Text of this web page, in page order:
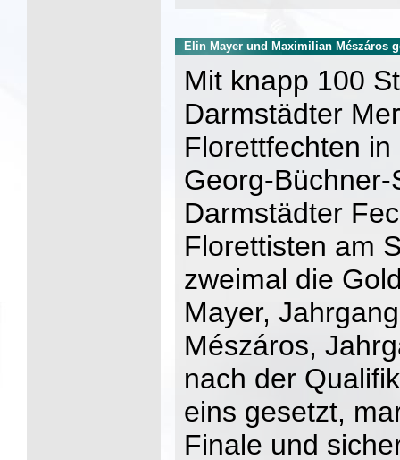
Elin Mayer und Maximilian Mészáros
Mit knapp 100
Darmstädter
Florettfechten
Georg-
Darmstädter
Florettisten am
zweimal die
Mayer,
Mészáros,
nach der
eins gesetzt,
Finale und